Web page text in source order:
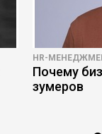
HR-
Почему
зумеров